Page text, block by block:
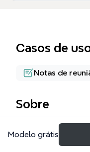
Casos de
Notas de
Sobre
Cette réunion du
pastorale (EP)
Modelo grátis